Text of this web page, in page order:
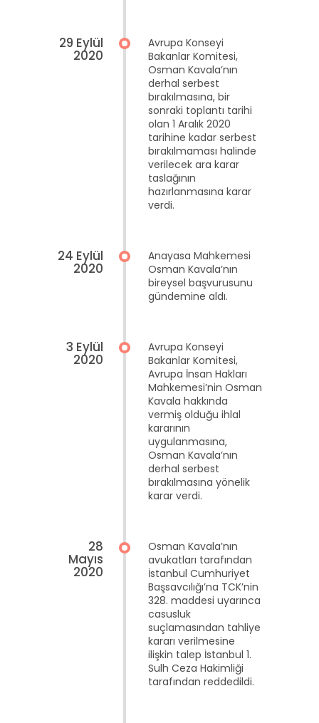
29 Eylül
2020
Avrupa Konseyi
Bakanlar Komitesi,
Osman Kavala’nın
derhal serbest
bırakılmasına, bir
sonraki toplantı tarihi
olan 1 Aralık 2020
tarihine kadar serbest
bırakılmaması halinde
verilecek ara karar
taslağının
hazırlanmasına karar
verdi.
24 Eylül
2020
Anayasa Mahkemesi
Osman Kavala’nın
bireysel başvurusunu
gündemine aldı.
3 Eylül
2020
Avrupa Konseyi
Bakanlar Komitesi,
Avrupa İnsan Hakları
Mahkemesi’nin Osman
Kavala hakkında
vermiş olduğu ihlal
kararının
uygulanmasına,
Osman Kavala’nın
derhal serbest
bırakılmasına yönelik
karar verdi.
28
Mayıs
2020
Osman Kavala’nın
avukatları tarafından
İstanbul Cumhuriyet
Başsavcılığı’na TCK’nin
328. maddesi uyarınca
casusluk
suçlamasından tahliye
kararı verilmesine
ilişkin talep İstanbul 1.
Sulh Ceza Hakimliği
tarafından reddedildi.